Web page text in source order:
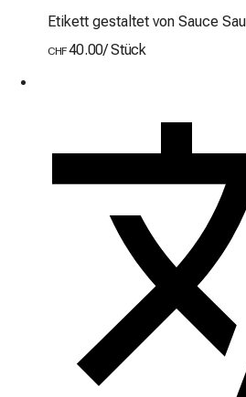
Etikett gestaltet von Sauce
CHF40.00/ Stück